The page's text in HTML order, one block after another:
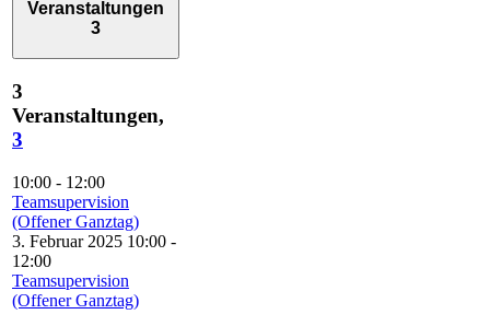
Veranstaltungen
3
3
Veranstaltungen,
3
10:00 - 12:00
Teamsupervision
(Offener Ganztag)
3. Februar 2025 10:00 -
12:00
Teamsupervision
(Offener Ganztag)